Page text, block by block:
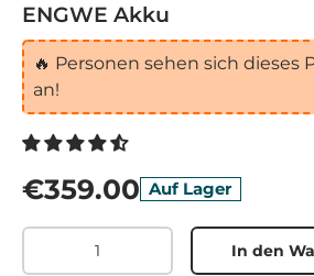
ENGWE Akku
🔥 Personen sehen sich dieses
an!
€359.00 Auf Lager
Menge
In den